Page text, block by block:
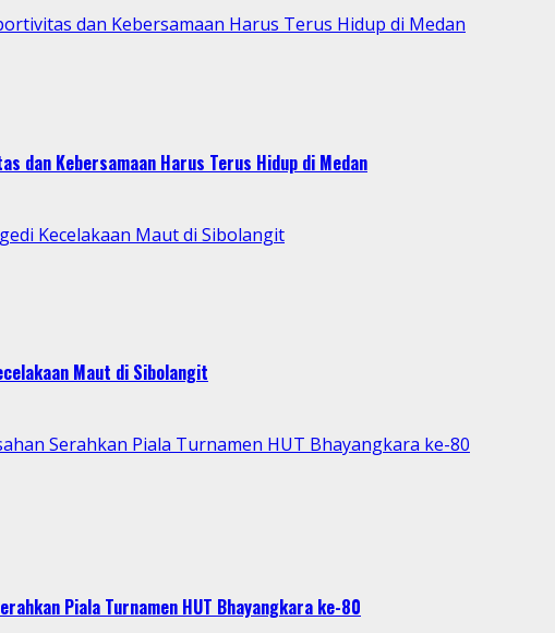
dan Kebersamaan Harus Terus Hidup di Medan
dan Kebersamaan Harus Terus Hidup di Medan
Kecelakaan Maut di Sibolangit
Maut di Sibolangit
Serahkan Piala Turnamen HUT Bhayangkara ke-80
Piala Turnamen HUT Bhayangkara ke-80